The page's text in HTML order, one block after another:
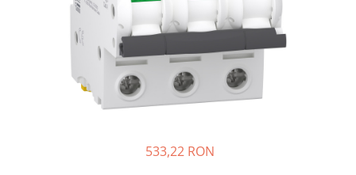
Papuci CU și AL
Pat de cablu PVC
533,22 RON